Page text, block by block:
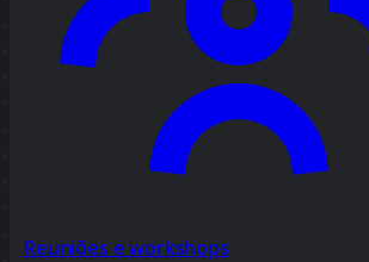
Reuniões e workshops